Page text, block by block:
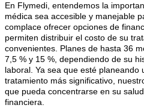
En Flymedi, entendemos la
médica sea accesible y manejable
complace ofrecer opciones de
permiten distribuir el costo de su
convenientes. Planes de hasta 36
7,5 % y 15 %, dependiendo de su
laboral. Ya sea que esté planeando
tratamiento más significativo,
que pueda concentrarse en su
financiera.